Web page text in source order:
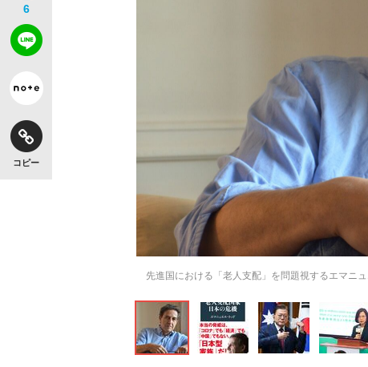
「目標達成できなかったからと言って…」サ
6
コピー
先進国における「老人支配」を問題視するエマニ